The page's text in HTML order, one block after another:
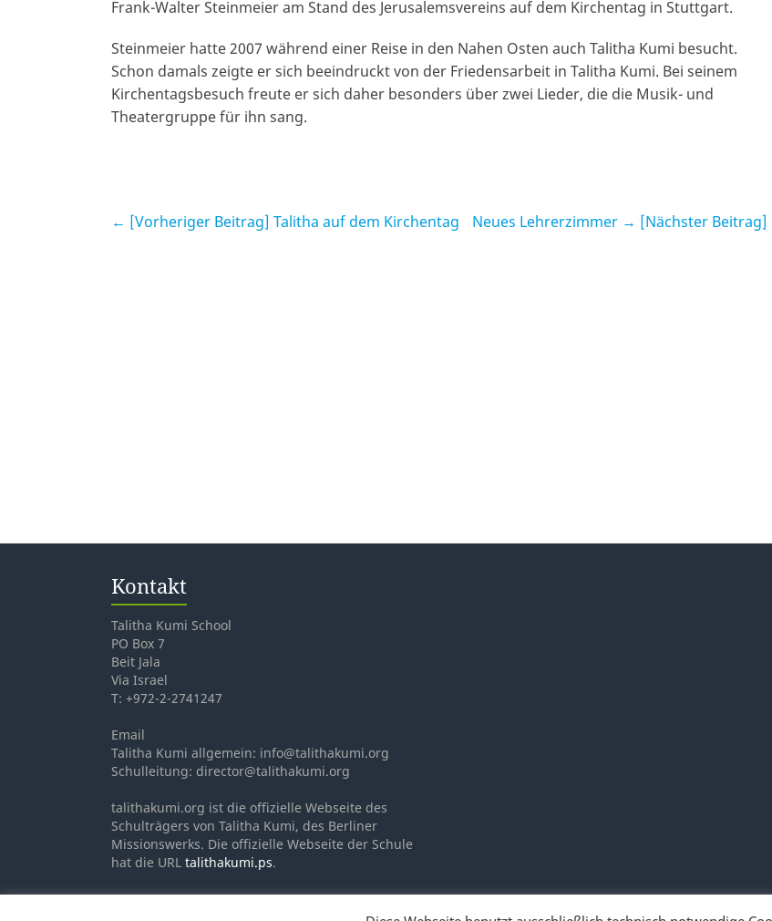
Frank-Walter Steinmeier am Stand des Jerusalemsvereins auf dem Kirchentag in Stuttgart.
Steinmeier hatte 2007 während einer Reise in den Nahen Osten auch Talitha Kumi besucht.
Schon damals zeigte er sich beeindruckt von der Friedensarbeit in Talitha Kumi. Bei seinem
Kirchentagsbesuch freute er sich daher besonders über zwei Lieder, die die Musik- und
Theatergruppe für ihn sang.
← [Vorheriger Beitrag] Talitha auf dem Kirchentag Neues Lehrerzimmer → [Nächster Beitrag]
Kontakt
Talitha Kumi School
PO Box 7
Beit Jala
Via Israel
T: +972-2-2741247
Email
Talitha Kumi allgemein: info@talithakumi.org
Schulleitung: director@talithakumi.org
talithakumi.org ist die offizielle Webseite des
Schulträgers von Talitha Kumi, des Berliner
Missionswerks. Die offizielle Webseite der Schule
hat die URL talithakumi.ps.